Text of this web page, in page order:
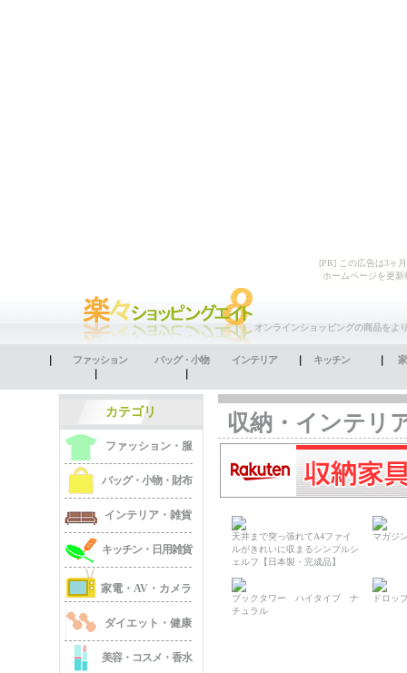
[PR] この広告は3ヶ
ホームページを更
オンラインショッピングの商品をよ
｜ ファッション
｜
バッグ・小物
｜
インテリア｜ キッチン｜
収納・インテリ
天井まで突っ張れてA4ファイ
ルがきれいに収まるシンプルシ
ェルフ【日本製・完成品】
マガジ
ブックタワー ハイタイプ ナ
チュラル
ドロッ
カテゴリ
ファッション・服
バッグ・小物・財布
インテリア・雑貨
キッチン・日用雑貨
家電・AV・カメラ
ダイエット・健康
美容・コスメ・香水